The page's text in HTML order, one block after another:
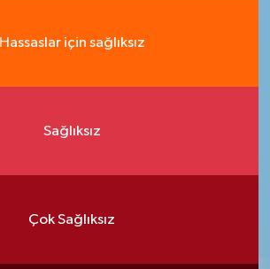
Hassaslar için sağlıksız
Sağlıksız
Çok Sağlıksız